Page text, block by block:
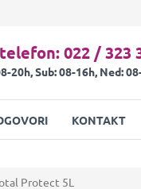
022 / 323
20h, Sub: 08-16h, Ned:
KONTAKT
Protect 5L